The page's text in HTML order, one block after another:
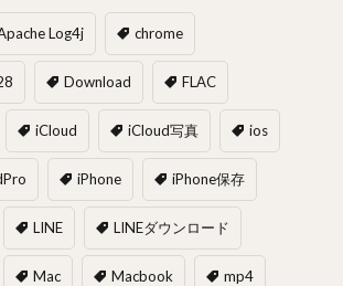
Log4j chrome
Download FLAC
iCloud iCloud写真 ios
iPhone iPhone保存
LINE LINEダウンロード
Mac Macbook mp4